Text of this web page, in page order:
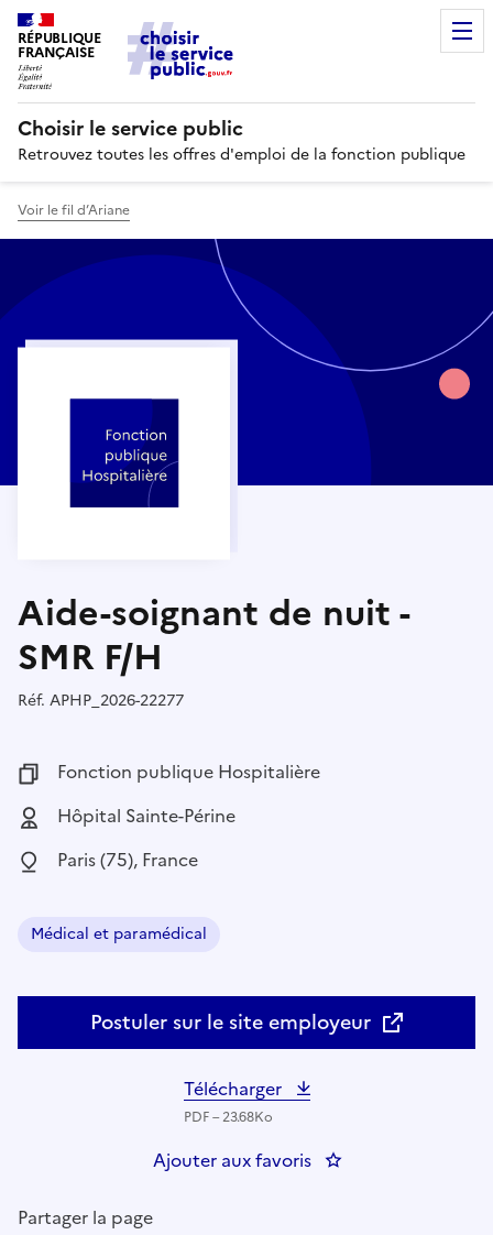
RÉPUBLIQUE
FRANÇAISE
Choisir le service public
Retrouvez toutes les offres d'emploi de la fonction publique
Voir le fil d’Ariane
Aide-soignant de nuit -
SMR F/H
Réf. Référence :
APHP_2026-22277
Fonction publique :
Fonction publique Hospitalière
Employeur :
Hôpital Sainte-Périne
Localisation :
Paris (75), France
Domaine :
Médical et paramédical
Postuler sur le site employeur
Télécharger
PDF – 23.68Ko
Ajouter aux favoris : Aide-soignant de
Partager la page